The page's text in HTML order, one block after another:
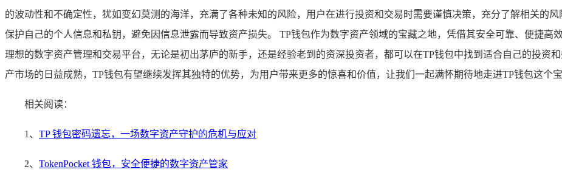
的波动性和不确定性，犹如变幻莫测的海洋，充满了各种未知的风险，用户在进行投资和交易时需要谨慎决策，充分了解相关的
保护自己的个人信息和私钥，避免因信息泄露而导致资产损失。 TP钱包作为数字资产领域的宝藏之地，凭借其安全可靠、便捷高
理想的数字资产管理和交易平台，无论是初出茅庐的新手，还是经验老到的资深投资者，都可以在TP钱包中找到适合自己的投资
产市场的日益成熟，TP钱包有望继续发挥其独特的优势，为用户带来更多的惊喜和价值，让我们一起满怀期待地走进TP钱包这个
相关阅读：
1、 TP 钱包密码遗忘，一场数字资产守护的危机与应对
2、 TokenPocket 钱包，安全便捷的数字资产管家